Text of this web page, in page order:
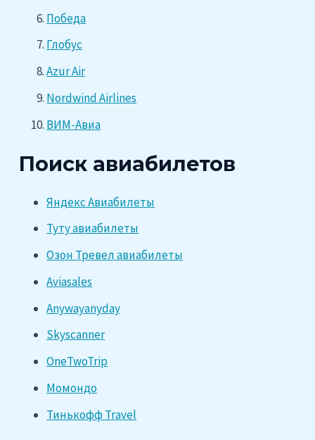
Победа
Глобус
Azur Air
Nordwind Airlines
ВИМ-Авиа
Поиск авиабилетов
Яндекс Авиабилеты
Туту авиабилеты
Озон Тревел авиабилеты
Aviasales
Anywayanyday
Skyscanner
OneTwoTrip
Момондо
Тинькофф Travel